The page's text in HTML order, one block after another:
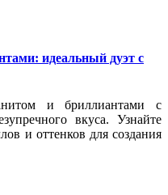
идеальный дуэт с
и бриллиантами с
вкуса. Узнайте
и оттенков для создания